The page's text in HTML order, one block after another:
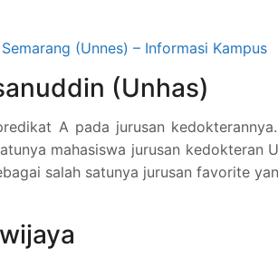
(Unnes) – Informasi Kampus
(Unhas)
A pada jurusan
mahasiswa jurusan kedokteran
salah satunya jurusan favorite